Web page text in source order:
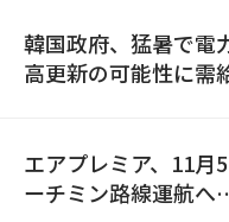
韓国政府、猛暑で電
高更新の可能性に需
エアプレミア、11月
ーチミン路線運航